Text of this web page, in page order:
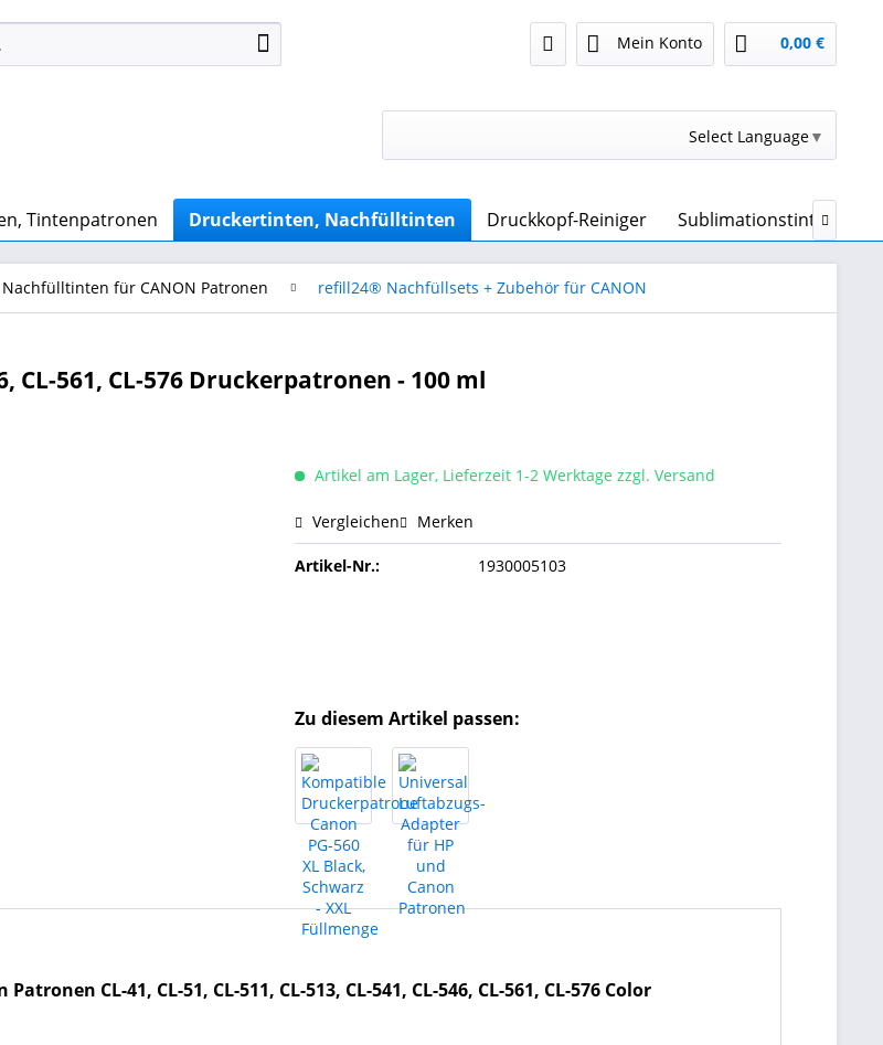
Mein Konto 0,00 €
Select Language▼
Tintenpatronen Druckertinten, Nachfülltinten Druckkopf-Reiniger Sublimationstinte &

für CANON Patronen refill24® Nachfüllsets + Zubehör für CANON
CL-561, CL-576 Druckerpatronen - 100 ml
Artikel am Lager, Lieferzeit 1-2 Werktage zzgl. Versand
Vergleichen Merken
Artikel-Nr.: 1930005103
Zu diesem Artikel passen:
CL-41, CL-51, CL-511, CL-513, CL-541, CL-546, CL-561, CL-576 Color